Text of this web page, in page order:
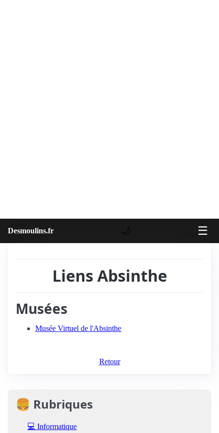
Desmoulins.fr 🌙 ☰
Liens Absinthe
Musées
Musée Virtuel de l'Absinthe
Retour
🍔 Rubriques
💻 Informatique